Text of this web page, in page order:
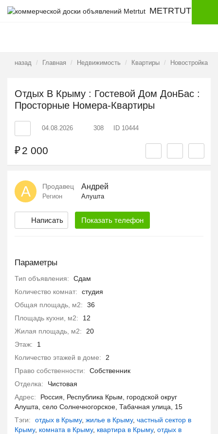
METRTUT
назад Главная Недвижимость Квартиры Новостройка
Отдых В Крыму : Гостевой Дом ДонБас :
Просторные Номера-Квартиры
04.08.2026 308 ID 10444
₽2 000
А Продавец Андрей
Регион Алушта
Написать Показать телефон
Параметры
Тип объявления:
Сдам
Количество комнат:
студия
Общая площадь, м2:
36
Площадь кухни, м2:
12
Жилая площадь, м2:
20
Этаж:
1
Количество этажей в доме:
2
Право собственности:
Собственник
Отделка:
Чистовая
Адрес:
Россия, Республика Крым, городской округ
Алушта, село Солнечногорское, Табачная улица, 15
Тэги:
отдых в Крыму, жилье в Крыму, частный сектор в
Крыму, комната в Крыму, квартира в Крыму, отдых в